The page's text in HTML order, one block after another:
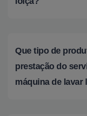
Que tipo de
prestação do
máquina de lavar